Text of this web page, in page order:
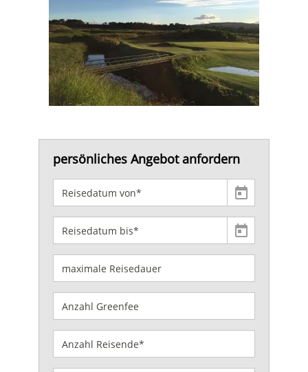
persönliches Angebot anfordern